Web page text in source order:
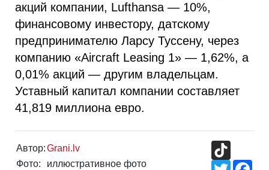
акций компании, Lufthansa — 10%,
финансовому инвестору, датскому
предпринимателю Ларсу Туссену, через
компанию «Aircraft Leasing 1» — 1,62%, а
0,01% акций — другим владельцам.
Уставный капитал компании составляет
41,819 миллиона евро.
Автор:Grani.lv
Фото:
иллюстративное фото
Twitter